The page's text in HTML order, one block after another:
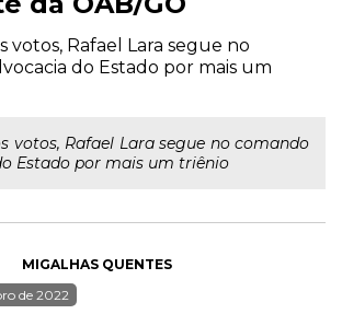
votos, Rafael Lara segue no
do Estado por mais um
votos, Rafael Lara segue no comando
Estado por mais um triênio
MIGALHAS QUENTES
de 2022